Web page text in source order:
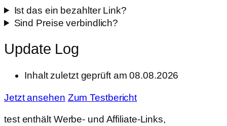
Ist das ein bezahlter Link?
Sind Preise verbindlich?
Update Log
Inhalt zuletzt geprüft am 08.08.2026
Jetzt ansehen Zum Testbericht
test enthält Werbe- und Affiliate-Links,